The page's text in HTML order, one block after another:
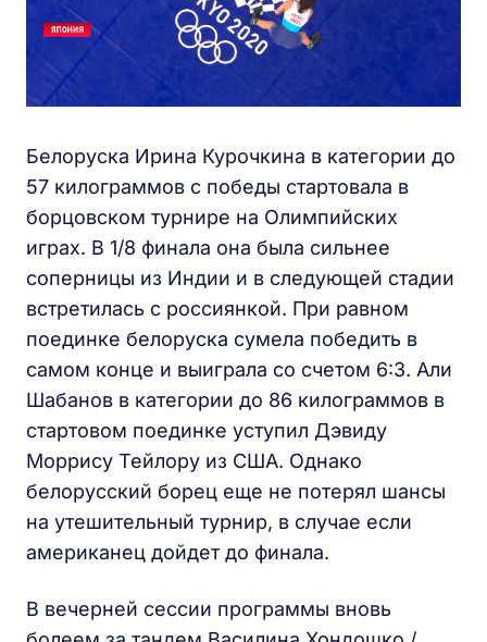
Белоруска Ирина Курочкина в категории до
57 килограммов с победы стартовала в
борцовском турнире на Олимпийских
играх. В 1/8 финала она была сильнее
соперницы из Индии и в следующей стадии
встретилась с россиянкой. При равном
поединке белоруска сумела победить в
самом конце и выиграла со счетом 6:3. Али
Шабанов в категории до 86 килограммов в
стартовом поединке уступил Дэвиду
Моррису Тейлору из США. Однако
белорусский борец еще не потерял шансы
на утешительный турнир, в случае если
американец дойдет до финала.
В вечерней сессии программы вновь